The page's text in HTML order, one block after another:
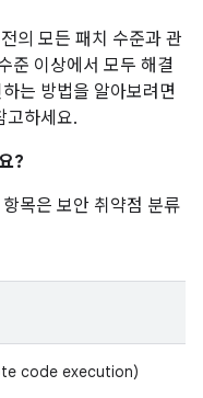
의 모든 패치 수준과 관
준 이상에서 모두 해결
는 방법을 알아보려면
고하세요.
?
목은 보안 취약점 분류
code execution)